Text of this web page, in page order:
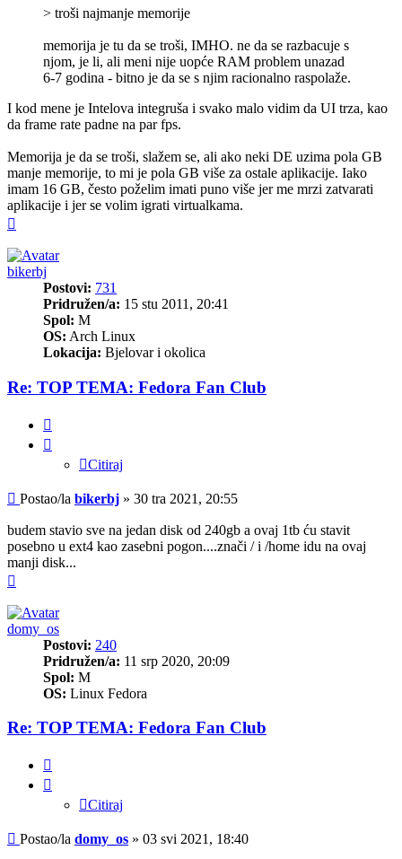
> troši najmanje memorije
memorija je tu da se troši, IMHO. ne da se razbacuje s
njom, je li, ali meni nije uopće RAM problem unazad
6-7 godina - bitno je da se s njim racionalno raspolaže.
I kod mene je Intelova integruša i svako malo vidim da UI trza, kao
da frame rate padne na par fps.
Memorija je da se troši, slažem se, ali ako neki DE uzima pola GB
manje memorije, to mi je pola GB više za ostale aplikacije. Iako
imam 16 GB, često poželim imati puno više jer me mrzi zatvarati
aplikacije i jer se volim igrati virtualkama.
bikerbj
Postovi: 731
Pridružen/a: 15 stu 2011, 20:41
Spol: M
OS: Arch Linux
Lokacija: Bjelovar i okolica
Re: TOP TEMA: Fedora Fan Club
Citiraj
Post
Postao/la bikerbj » 30 tra 2021, 20:55
budem stavio sve na jedan disk od 240gb a ovaj 1tb ću stavit
posebno u ext4 kao zasebni pogon....znači / i /home idu na ovaj
manji disk...
domy_os
Postovi: 240
Pridružen/a: 11 srp 2020, 20:09
Spol: M
OS: Linux Fedora
Re: TOP TEMA: Fedora Fan Club
Citiraj
Post
Postao/la domy_os » 03 svi 2021, 18:40